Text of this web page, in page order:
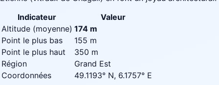
Indicateur
Valeur
Altitude (moyenne) 174 m
Point le plus bas
155 m
Point le plus haut
350 m
Région
Grand Est
Coordonnées
49.1193° N, 6.1757° E